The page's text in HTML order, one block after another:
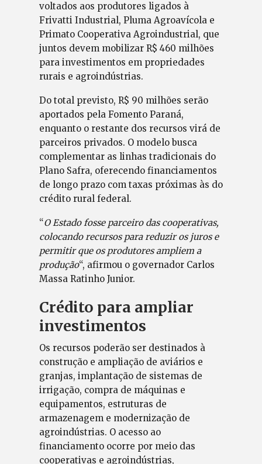
voltados aos produtores ligados à
Frivatti Industrial, Pluma Agroavícola e
Primato Cooperativa Agroindustrial, que
juntos devem mobilizar R$ 460 milhões
para investimentos em propriedades
rurais e agroindústrias.
Do total previsto, R$ 90 milhões serão
aportados pela Fomento Paraná,
enquanto o restante dos recursos virá de
parceiros privados. O modelo busca
complementar as linhas tradicionais do
Plano Safra, oferecendo financiamentos
de longo prazo com taxas próximas às do
crédito rural federal.
“O Estado fosse parceiro das cooperativas,
colocando recursos para reduzir os juros e
permitir que os produtores ampliem a
produção“, afirmou o governador Carlos
Massa Ratinho Junior.
Crédito para ampliar
investimentos
Os recursos poderão ser destinados à
construção e ampliação de aviários e
granjas, implantação de sistemas de
irrigação, compra de máquinas e
equipamentos, estruturas de
armazenagem e modernização de
agroindústrias. O acesso ao
financiamento ocorre por meio das
cooperativas e agroindústrias,